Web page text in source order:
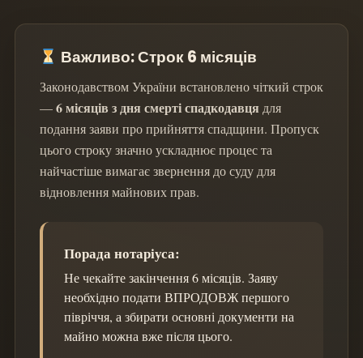
Важливо: Строк 6 місяців
Законодавством України встановлено чіткий строк
—6 місяців з дня смерті спадкодавця для
подання заяви про прийняття спадщини. Пропуск
цього строку значно ускладнює процес та
найчастіше вимагає звернення до суду для
відновлення майнових прав.
Порада нотаріуса:
Не чекайте закінчення 6 місяців. Заяву
необхідно подати ВПРОДОВЖ першого
півріччя, а збирати основні документи на
майно можна вже після цього.